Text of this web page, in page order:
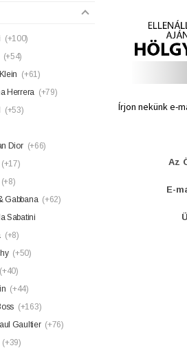
(+100)
(+54)
(+61)
Herrera (+79)
(+53)
Dior (+66)
(+17)
(+8)
Gabbana (+62)
Sabatini
(+8)
(+50)
(+40)
(+44)
(+163)
Gaultier (+76)
(+39)
Írjon nekünk e-
Az
E-